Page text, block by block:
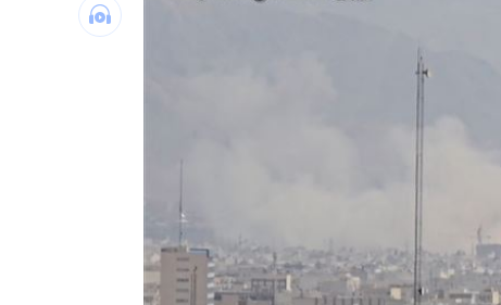
商場戰國來臨 台中「頂奢大道」逐漸成形
「拍片人的多重宇宙」職涯論壇9/12登場！
8國球員齊聚高雄 Formosa 7s掀足球熱潮
理想混蛋號召粉絲跨海追星吃美食！ 18:15